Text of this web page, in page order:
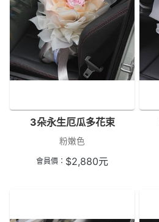
3朵永生厄瓜多花束
粉嫩色
會員價： $2,880元